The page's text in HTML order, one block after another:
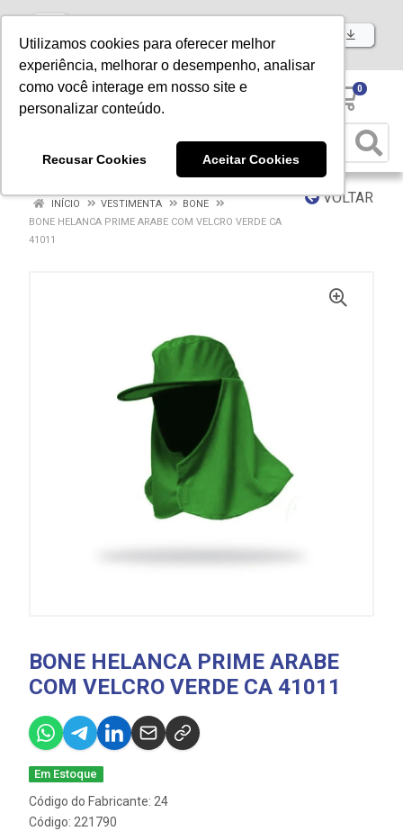
Utilizamos cookies para oferecer melhor
experiência, melhorar o desempenho, analisar
como você interage em nosso site e
personalizar conteúdo.
Recusar Cookies Aceitar Cookies
Baixe já nosso APP
0
VOLTAR
INÍCIO VESTIMENTA
BONE
BONE HELANCA PRIME ARABE COM VELCRO VERDE CA
41011
BONE HELANCA PRIME ARABE
COM VELCRO VERDE CA 41011
Em Estoque
Código do Fabricante: 24
Código: 221790